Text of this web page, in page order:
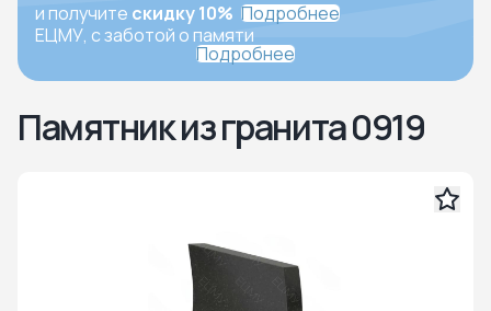
и получите скидку 10% Подробнее
ЕЦМУ, с заботой о памяти
Подробнее
Памятник из гранита 0919